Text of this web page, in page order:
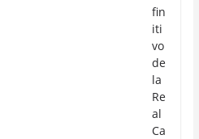
fin
iti
vo
de
la
Re
al
Ca